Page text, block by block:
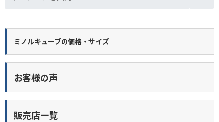
ミノルキューブの価格・サイズ
お客様の声
販売店一覧